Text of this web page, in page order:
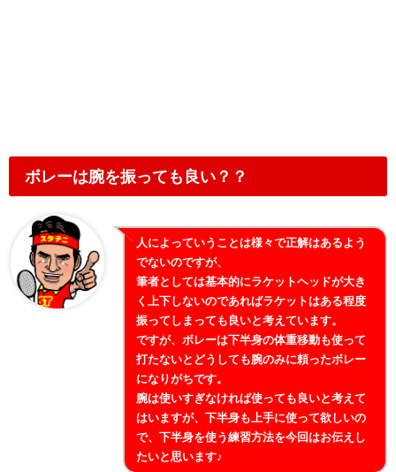
ボレーは腕を振っても良い？？
人によっていうことは様々で正解はあるよう
でないのですが、
筆者としては基本的にラケットヘッドが大き
く上下しないのであればラケットはある程度
振ってしまっても良いと考えています。
ですが、ボレーは下半身の体重移動も使って
打たないとどうしても腕のみに頼ったボレー
になりがちです。
腕は使いすぎなければ使っても良いと考えて
はいますが、下半身も上手に使って欲しいの
で、下半身を使う練習方法を今回はお伝えし
たいと思います♪